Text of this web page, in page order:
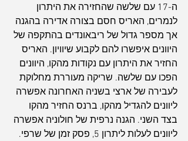
ה-17 עם שלשה שהחזירה את היתרון
לנמרים, האריס חסם בצורה אדירה בהגנה
אך מספר גדול של ריבאונדים בהתקפה של
היוונים איפשרו להם לקבוע שיוויון. האריס
החזיר את היתרון עם נקודות מהקו, היוונים
הפכו עם שלשה. שריקה מעוררת מחלוקת
לעבירה של ארצי בשניה האחרונה אפשרה
ליוונים להגדיל מהקו, ברנס החזיר מהקו
בצד השני. הגנה נרפית של חולוניה אפשרה
ליוונים לעלות ליתרון 5, פסק זמן של שרפי.